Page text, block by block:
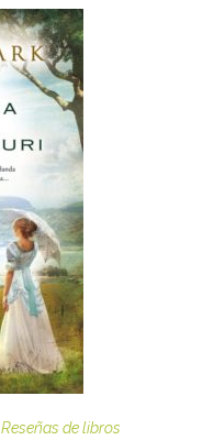
Reseñas de libros